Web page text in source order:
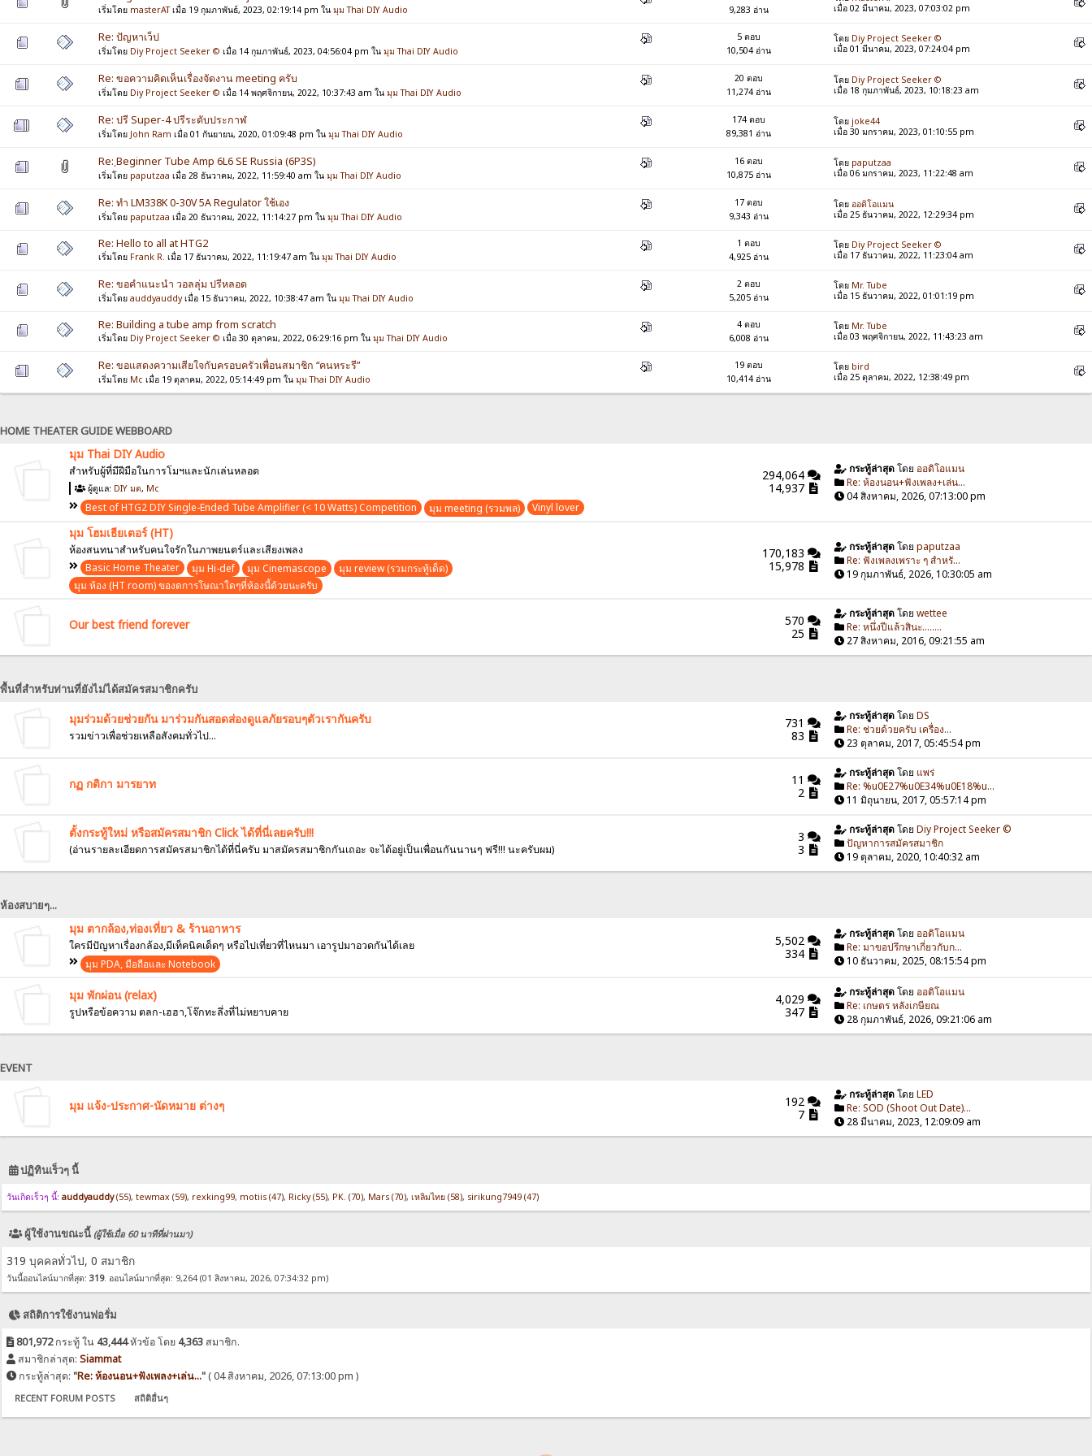
เริ่มโดย masterATเมื่อ 19 กุมภาพันธ์, 2023, 02:19:14 pm ใน มุม Thai DIY Audio
9,283 อ่าน
เมื่อ 02 มีนาคม, 2023, 07:03:02 pm
Re: ปัญหาเว็ป
เริ่มโดย Diy Project Seeker © เมื่อ 14 กุมภาพันธ์, 2023, 04:56:04 pm ใน มุม Thai DIY Audio
5 ตอบ
10,504 อ่าน
โดย Diy Project Seeker ©
เมื่อ 01 มีนาคม, 2023, 07:24:04 pm
Re: ขอความคิดเห็นเรื่องจัดงาน meeting ครับ
เริ่มโดย Diy Project Seeker © เมื่อ 14 พฤศจิกายน, 2022, 10:37:43 am ใน มุม Thai DIY Audio
20 ตอบ
11,274 อ่าน
โดย Diy Project Seeker ©
เมื่อ 18 กุมภาพันธ์, 2023, 10:18:23 am
Re: ปรี Super-4 ปรีระดับประกาฬ
เริ่มโดย John Ram เมื่อ 01 กันยายน, 2020, 01:09:48 pm ใน มุม Thai DIY Audio
174 ตอบ
89,381 อ่าน
โดย joke44
เมื่อ 30 มกราคม, 2023, 01:10:55 pm
Re: ฺBeginner Tube Amp 6L6 SE Russia (6P3S)
เริ่มโดย paputzaa เมื่อ 28 ธันวาคม, 2022, 11:59:40 am ใน มุม Thai DIY Audio
16 ตอบ
10,875 อ่าน
โดย paputzaa
เมื่อ 06 มกราคม, 2023, 11:22:48 am
Re: ทำ LM338K 0-30V 5A Regulator ใช้เอง
เริ่มโดย paputzaa เมื่อ 20 ธันวาคม, 2022, 11:14:27 pm ใน มุม Thai DIY Audio
17 ตอบ
9,343 อ่าน
โดย ออดิโอแมน
เมื่อ 25 ธันวาคม, 2022, 12:29:34 pm
Re: Hello to all at HTG2
เริ่มโดย Frank R. เมื่อ 17 ธันวาคม, 2022, 11:19:47 am ใน มุม Thai DIY Audio
1 ตอบ
4,925 อ่าน
โดย Diy Project Seeker ©
เมื่อ 17 ธันวาคม, 2022, 11:23:04 am
Re: ขอคำแนะนำ วอลลุ่ม ปรีหลอด
เริ่มโดย auddyauddyเมื่อ 15 ธันวาคม, 2022, 10:38:47 am ใน มุม Thai DIY Audio
2 ตอบ
5,205 อ่าน
โดย Mr. Tube
เมื่อ 15 ธันวาคม, 2022, 01:01:19 pm
Re: Building a tube amp from scratch
เริ่มโดย Diy Project Seeker © เมื่อ 30 ตุลาคม, 2022, 06:29:16 pm ใน มุม Thai DIY Audio
4 ตอบ
6,008 อ่าน
โดย Mr. Tube
เมื่อ 03 พฤศจิกายน, 2022, 11:43:23 am
Re: ขอแสดงความเสียใจกับครอบครัวเพื่อนสมาชิก “คนหระรี”
เริ่มโดย Mc เมื่อ 19 ตุลาคม, 2022, 05:14:49 pm ใน มุม Thai DIY Audio
19 ตอบ
10,414 อ่าน
โดย bird
เมื่อ 25 ตุลาคม, 2022, 12:38:49 pm
HOME THEATER GUIDE WEBBOARD
มุม Thai DIY Audio
สำหรับผู้ที่มีฝีมือในการโมฯและนักเล่นหลอด
ผู้ดูแล: DIY มด, Mc
Best of HTG2 DIY Single-Ended Tube Amplifier (< 10 Watts) Competition มุม meeting (รวมพล) Vinyl lover
294,064
14,937
กระทู้ล่าสุดโดย ออดิโอแมน
Re: ห้องนอน+ฟังเพลง+เล่น...
04 สิงหาคม, 2026, 07:13:00 pm
มุม โฮมเธียเตอร์ (HT)
ห้องสนทนาสำหรับคนใจรักในภาพยนตร์และเสียงเพลง
Basic Home Theater
มุม Hi-def มุม Cinemascope
มุม review (รวมกระทู้เด็ด)
มุม ห้อง (HT room) ของดการโษณาใดๆที่ห้องนี้ด้วยนะครับ
170,183
15,978
กระทู้ล่าสุดโดย paputzaa
Re: ฟังเพลงเพราะ ๆ สำหรั...
19 กุมภาพันธ์, 2026, 10:30:05 am
Our best friend forever
570
25
กระทู้ล่าสุดโดย wettee
Re: หนึ่งปีแล้วสินะ........
27 สิงหาคม, 2016, 09:21:55 am
พื้นที่สำหรับท่านที่ยังไม่ได้สมัครสมาชิกครับ
มุมร่วมด้วยช่วยกัน มาร่วมกันสอดส่องดูแลภัยรอบๆตัวเรากันครับ
รวมข่าวเพื่อช่วยเหลือสังคมทั่วไป...
731
83
กระทู้ล่าสุดโดย DS
Re: ช่วยด้วยครับ เครื่อง...
23 ตุลาคม, 2017, 05:45:54 pm
กฏ กติกา มารยาท
11
2
กระทู้ล่าสุดโดย แพร่
Re: %u0E27%u0E34%u0E18%u...
11 มิถุนายน, 2017, 05:57:14 pm
ตั้งกระทู้ใหม่ หรือสมัครสมาชิก Click ได้ที่นี่เลยครับ!!!
(อ่านรายละเอียดการสมัครสมาชิกได้ที่นี่ครับ มาสมัครสมาชิกกันเถอะ จะได้อยู่เป็นเพื่อนกันนานๆ ฟรี!!! นะครับผม)
3
3
กระทู้ล่าสุดโดย Diy Project Seeker ©
ปัญหาการสมัครสมาชิก
19 ตุลาคม, 2020, 10:40:32 am
ห้องสบายๆ...
มุม ตากล้อง,ท่องเที่ยว & ร้านอาหาร
ใครมีปัญหาเรื่องกล้อง,มีเท็คนิคเด็ดๆ หรือไปเที่ยวที่ไหนมา เอารูปมาอวดกันได้เลย
มุม PDA, มือถือและ Notebook
5,502
334
กระทู้ล่าสุดโดย ออดิโอแมน
Re: มาขอปรึกษาเกี่ยวกับก...
10 ธันวาคม, 2025, 08:15:54 pm
มุม พักผ่อน (relax)
รูปหรือข้อความ ตลก-เฮฮา,โจ๊กทะลึ่งที่ไม่หยาบคาย
4,029
347
กระทู้ล่าสุดโดย ออดิโอแมน
Re: เกษตร หลังเกษียณ
28 กุมภาพันธ์, 2026, 09:21:06 am
EVENT
มุม แจ้ง-ประกาศ-นัดหมาย ต่างๆ
192
7
กระทู้ล่าสุดโดย LED
Re: SOD (Shoot Out Date)...
28 มีนาคม, 2023, 12:09:09 am
ปฏิทินเร็วๆ นี้
วันเกิดเร็วๆ นี้: auddyauddy(55),tewmax (59), rexking99, motiis (47), Ricky (55), PK. (70), Mars (70),เหลิมไทย (58), sirikung7949 (47)
ผู้ใช้งานขณะนี้ (ผู้ใช้เมื่อ 60 นาทีที่ผ่านมา)
319 บุคคลทั่วไป, 0 สมาชิก
วันนี้ออนไลน์มากที่สุด:319. ออนไลน์มากที่สุด: 9,264 (01 สิงหาคม, 2026, 07:34:32 pm)
สถิติการใช้งานฟอรั่ม
801,972กระทู้ ใน 43,444หัวข้อ โดย 4,363 สมาชิก.
สมาชิกล่าสุด:Siammat
กระทู้ล่าสุด:"Re: ห้องนอน+ฟังเพลง+เล่น..."( 04 สิงหาคม, 2026, 07:13:00 pm )
RECENT FORUM POSTS สถิติอื่นๆ